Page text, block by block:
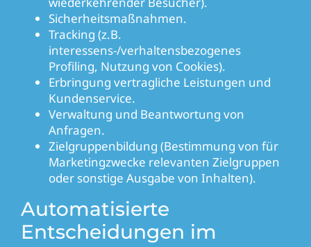
Sicherheitsmaßnahmen.
Tracking (z.B.
interessens-/verhaltensbezogenes
Profiling, Nutzung von Cookies).
Erbringung vertragliche Leistungen und
Kundenservice.
Verwaltung und Beantwortung von
Anfragen.
Zielgruppenbildung (Bestimmung von für
Marketingzwecke relevanten Zielgruppen
oder sonstige Ausgabe von Inhalten).
Automatisierte
Entscheidungen im